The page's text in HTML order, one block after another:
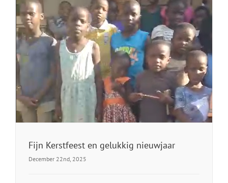
Fijn Kerstfeest en gelukkig nieuwjaar
December 22nd, 2025